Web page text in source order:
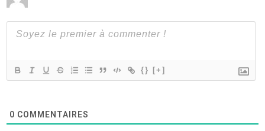
{} [+]
0 COMMENTAIRES